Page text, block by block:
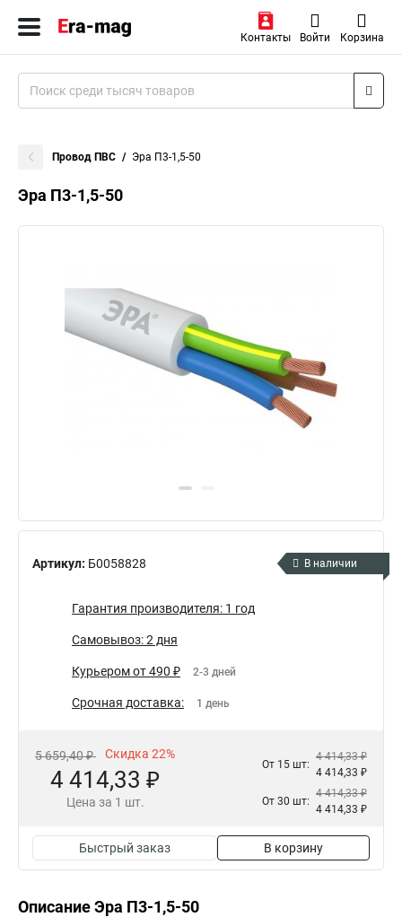
Контакты Войти Корзина
Провод ПВС Эра П3-1,5-50
Эра П3-1,5-50
Артикул: Б0058828 В наличии
Гарантия производителя: 1 год
Самовывоз: 2 дня
Курьером от 490 ₽ 2-3 дней
Срочная доставка: 1 день
5 659,40 ₽ Скидка 22%
4 414,33 ₽
Цена за 1 шт.
От 15 шт:
4 414,33 ₽
4 414,33 ₽
От 30 шт:
4 414,33 ₽
4 414,33 ₽
Быстрый заказ В корзину
Описание Эра П3-1,5-50